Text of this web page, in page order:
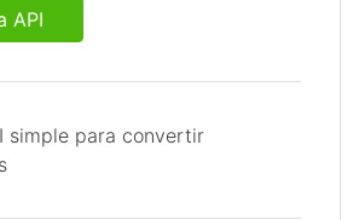
API
simple para convertir